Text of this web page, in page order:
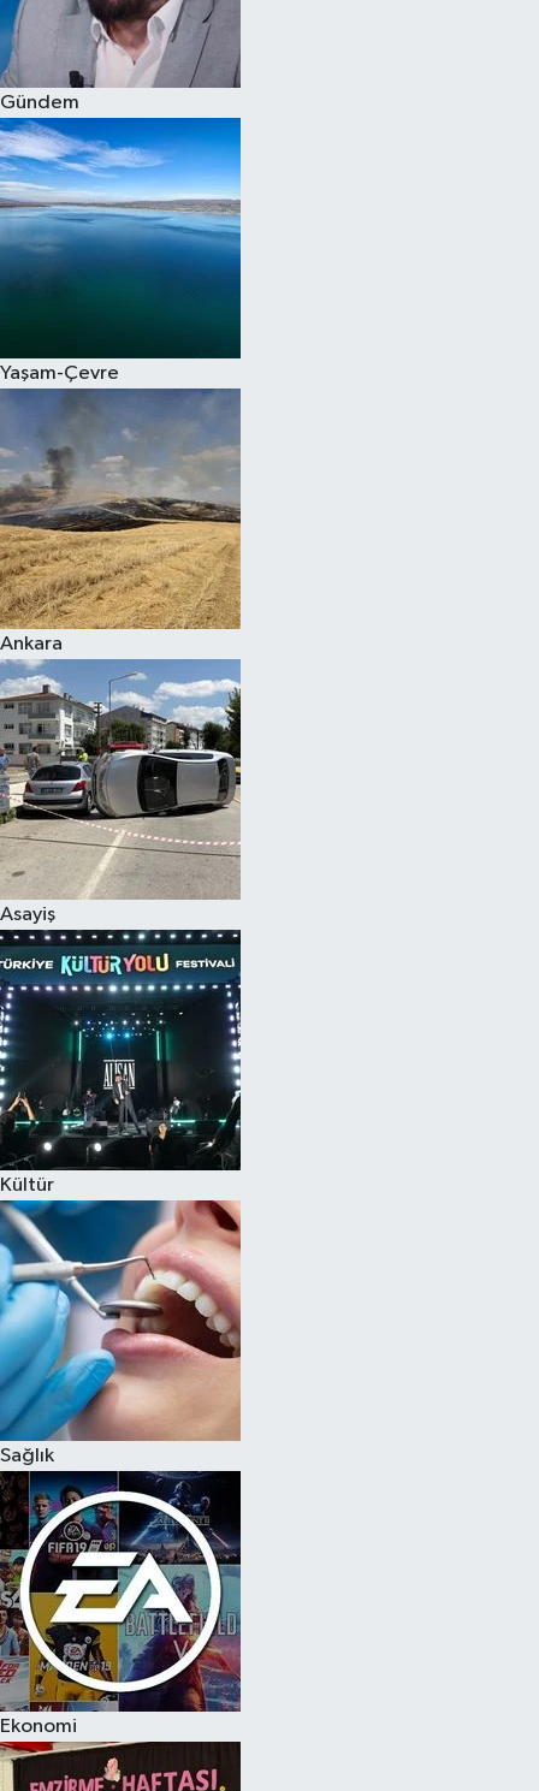
Gündem
Yaşam-Çevre
Ankara
Asayiş
Kültür
Sağlık
Ekonomi
Spor
Burç Yorumları
Çocuk
Eğitim
Kim kimdir?
Kültür Sanat
Sağlık
Siyaset
Teknoloji
Televizyon
Yaşam-Çevre